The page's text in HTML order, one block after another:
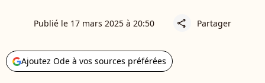
Publié le 17 mars 2025 à 20:50 share Partager
Ajoutez Ode à vos sources préférées